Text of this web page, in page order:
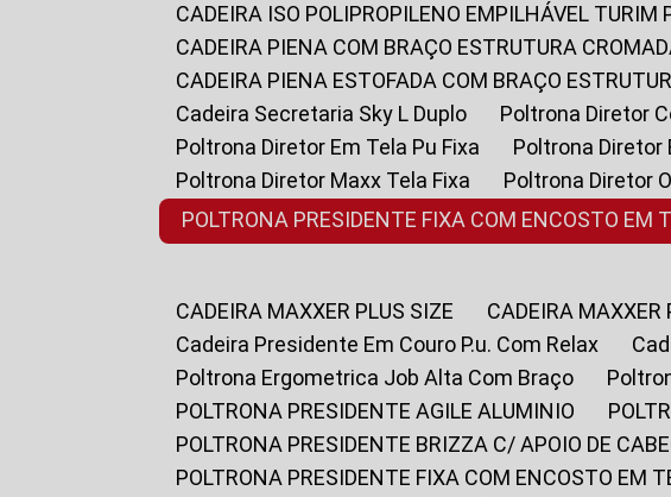
CADEIRA ISO POLIPROPILENO EMPILHÁVEL TURIM
CADEIRA PIENA COM BRAÇO ESTRUTURA
CADEIRA PIENA ESTOFADA COM BRAÇO
Cadeira Secretaria Sky L Duplo
Poltrona Diretor
Poltrona Diretor Em Tela Pu Fixa
Poltrona
Poltrona Diretor Maxx Tela Fixa
Poltrona Diretor
POLTRONA PRESIDENTE FIXA COM ENCOSTO EM
CADEIRA MAXXER PLUS SIZE
CADEIRA
Cadeira Presidente Em Couro P.u. Com Relax
Poltrona Ergometrica Job Alta Com Braço
POLTRONA PRESIDENTE AGILE ALUMINIO
POLTRONA PRESIDENTE BRIZZA C/ APOIO DE
POLTRONA PRESIDENTE FIXA COM ENCOSTO EM